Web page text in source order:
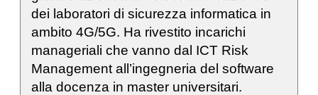
dei laboratori di sicurezza informatica in
ambito 4G/5G. Ha rivestito incarichi
manageriali che vanno dal ICT Risk
Management all’ingegneria del software
alla docenza in master universitari.